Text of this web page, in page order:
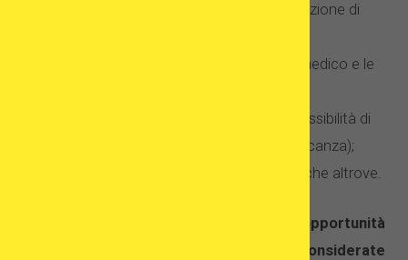
nell’esecuzione di programmi di donazione di
maggiore fiducia verso il personale medico e le
attraente ubicazione della clinica (possibilità di
combinare trattamento medico e vacanza);
efficacia del trattamento, maggiore che altrove.
Prima di prendere una decisione circa l’opportunità
di eseguire un trattamento all’estero, considerate